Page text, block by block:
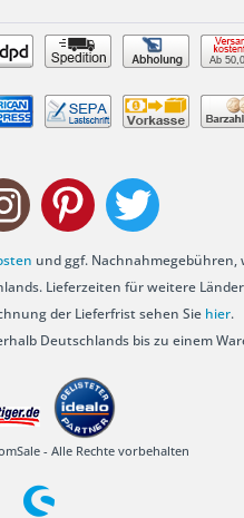
Ab
und ggf.
Lieferzeiten für weitere
der Lieferfrist sehen Sie hier.
Deutschlands bis zu einem
- Alle Rechte vorbehalten